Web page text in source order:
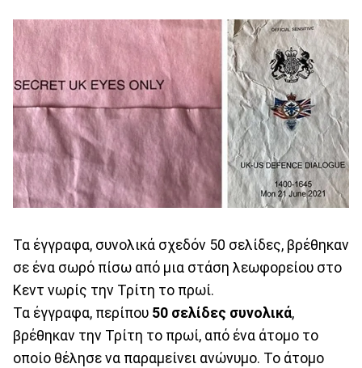
Τα έγγραφα, συνολικά σχεδόν 50 σελίδες, βρέθηκαν
σε ένα σωρό πίσω από μια στάση λεωφορείου στο
Κεντ νωρίς την Τρίτη το πρωί.
Τα έγγραφα, περίπου 50 σελίδες συνολικά,
βρέθηκαν την Τρίτη το πρωί, από ένα άτομο το
οποίο θέλησε να παραμείνει ανώνυμο. Το άτομο